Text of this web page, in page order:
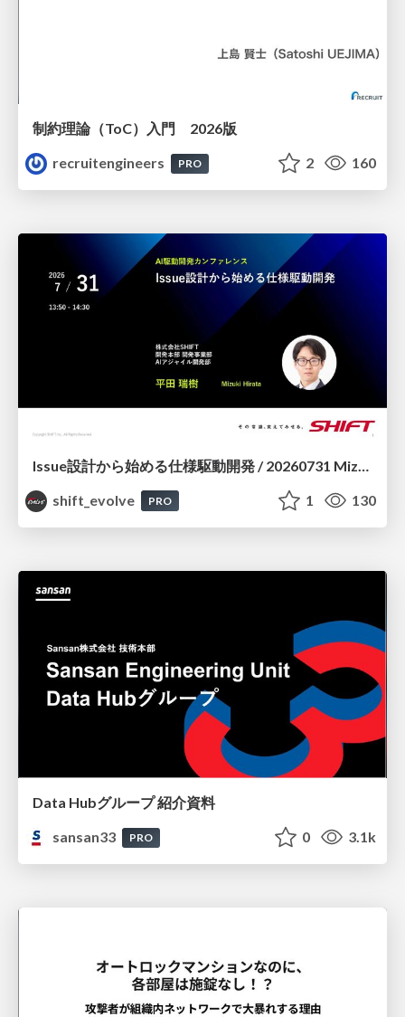
制約理論（ToC）入門 2026版
recruitengineers
PRO 2 160
shift_evolve
PRO 1 130
Data Hubグループ 紹介資料
sansan33
PRO 0 3.1k